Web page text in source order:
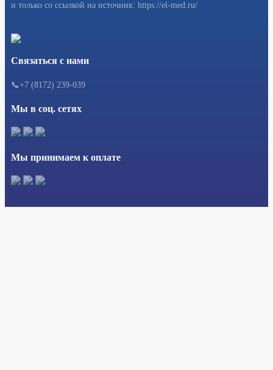
и только со ссылкой на источник: https://el-med.ru/
Связаться с нами
📞+7 (8172) 239-039
Мы в соц. сетях
Мы принимаем к оплате